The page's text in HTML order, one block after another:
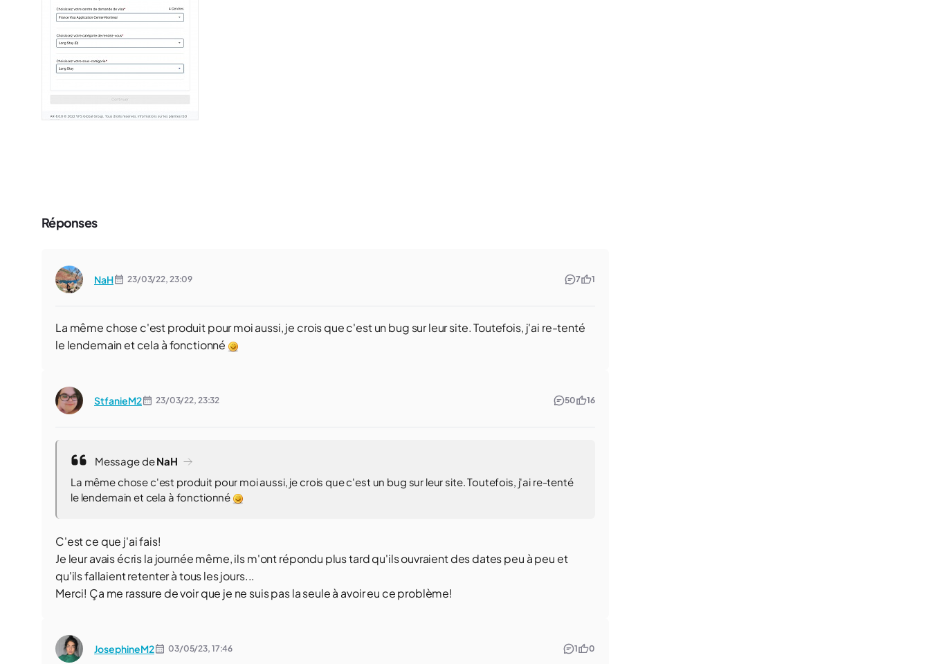
Réponses
NaH 23/03/22, 23:09 7 1
La même chose c'est produit pour moi aussi, je crois que c'est un bug sur leur site. Toutefois, j'ai re-tenté
le lendemain et cela à fonctionné
StfanieM2 23/03/22, 23:32 50 16
Message deNaH
La même chose c'est produit pour moi aussi, je crois que c'est un bug sur leur site. Toutefois, j'ai re-tenté
le lendemain et cela à fonctionné
C'est ce que j'ai fais!
Je leur avais écris la journée même, ils m'ont répondu plus tard qu'ils ouvraient des dates peu à peu et
qu'ils fallaient retenter à tous les jours...
Merci! Ça me rassure de voir que je ne suis pas la seule à avoir eu ce problème!
JosephineM2 03/05/23, 17:46 1 0